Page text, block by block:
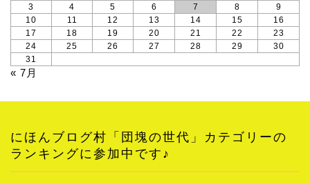
3
4 5 6 7 8
9
10
11 12 13 14 15
16
17
18 19 20 21 22
23
24
25 26 27 28 29
30
31
« 7月
にほんブログ村「団塊の世代」カテゴリーの
ランキングに参加中です♪